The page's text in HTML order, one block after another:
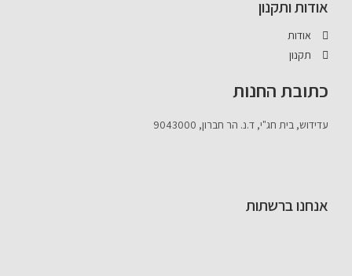
אודות ותקנון
אודות
תקנון
כתובת החנות
עדידוש, בית חג"י, ד.נ. הר חברון, 9043000
אנחנו ברשתות